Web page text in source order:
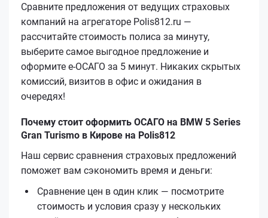
Сравните предложения от ведущих страховых
компаний на агрегаторе Polis812.ru —
рассчитайте стоимость полиса за минуту,
выберите самое выгодное предложение и
оформите е‑ОСАГО за 5 минут. Никаких скрытых
комиссий, визитов в офис и ожидания в
очередях!
Почему стоит оформить ОСАГО на BMW 5 Series
Gran Turismo в Кирове на Polis812
Наш сервис сравнения страховых предложений
поможет вам сэкономить время и деньги:
Сравнение цен в один клик — посмотрите
стоимость и условия сразу у нескольких